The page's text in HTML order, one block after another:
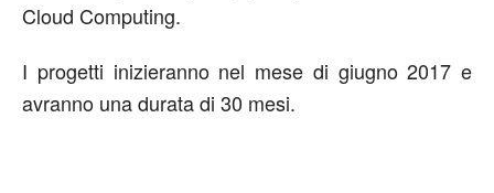
Cloud Computing.
I progetti inizieranno nel mese di giugno 2017 e
avranno una durata di 30 mesi.